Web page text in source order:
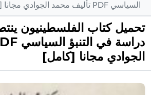
السياسي PDF تأليف محمد الجوادي مجانا [كامل]
تحميل كتاب الفلسطينيون
الجوادي مجانا [كامل]